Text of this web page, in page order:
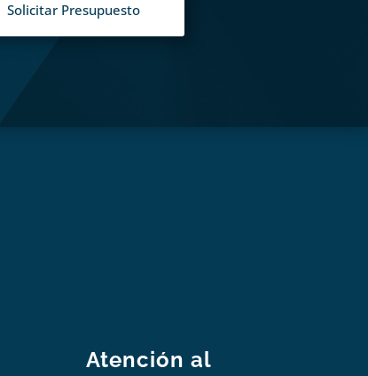
Solicitar Presupuesto
Atención al